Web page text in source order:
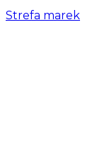
Strefa marek